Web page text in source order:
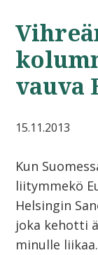
vauva
15.11.2013
Kun
liitymmekö
Helsingin
joka kehotti
minulle